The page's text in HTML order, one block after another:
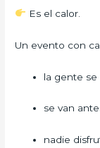
Es el calor.
Un evento con
la gente se
se van
nadie